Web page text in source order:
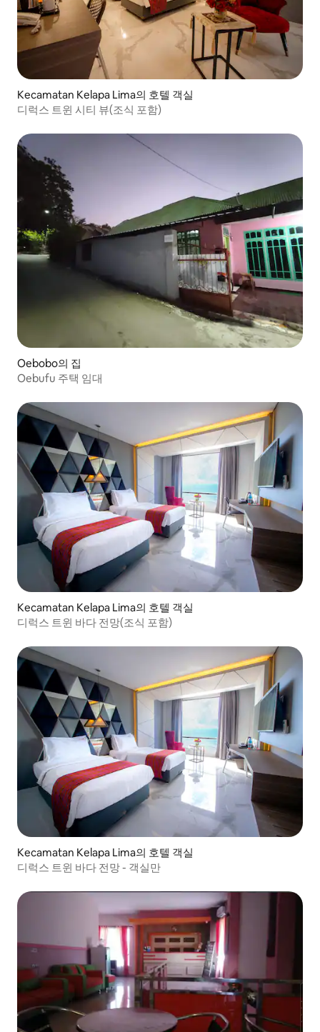
Kecamatan Kelapa Lima의 호텔 객실
디럭스 트윈 시티 뷰(조식 포함)
Oebobo의 집
Oebufu 주택 임대
Kecamatan Kelapa Lima의 호텔 객실
디럭스 트윈 바다 전망(조식 포함)
Kecamatan Kelapa Lima의 호텔 객실
디럭스 트윈 바다 전망 - 객실만